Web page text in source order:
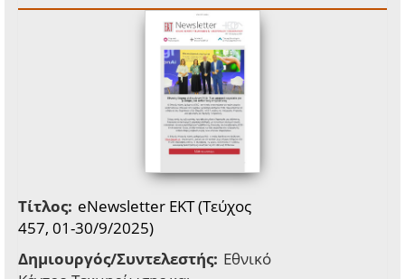
Τίτλος: eNewsletter EKT (Τεύχος
457, 01-30/9/2025)
Δημιουργός/Συντελεστής: Εθνικό